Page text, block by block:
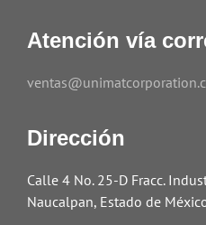
Atención vía
Dirección
Calle 4 No. 25-D Fracc.
Naucalpan, Estado de